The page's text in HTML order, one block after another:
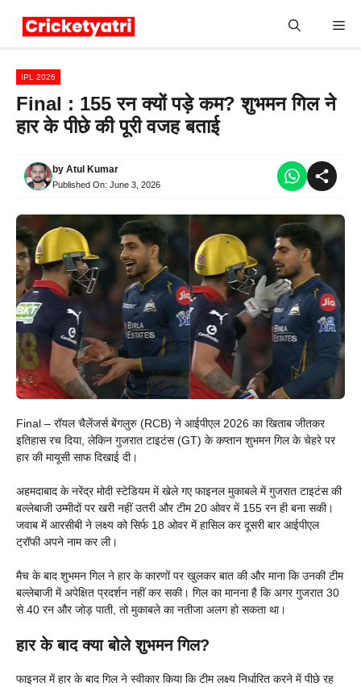
IPL 2026
Final : 155 रन क्यों पड़े कम? शुभमन गिल ने
हार के पीछे की पूरी वजह बताई
by Atul Kumar
Published On: June 3, 2026
Final – रॉयल चैलेंजर्स बेंगलुरु (RCB) ने आईपीएल 2026 का खिताब जीतकर
इतिहास रच दिया, लेकिन गुजरात टाइटंस (GT) के कप्तान शुभमन गिल के चेहरे पर
हार की मायूसी साफ दिखाई दी।
अहमदाबाद के नरेंद्र मोदी स्टेडियम में खेले गए फाइनल मुकाबले में गुजरात टाइटंस की
बल्लेबाजी उम्मीदों पर खरी नहीं उतरी और टीम 20 ओवर में 155 रन ही बना सकी।
जवाब में आरसीबी ने लक्ष्य को सिर्फ 18 ओवर में हासिल कर दूसरी बार आईपीएल
ट्रॉफी अपने नाम कर ली।
मैच के बाद शुभमन गिल ने हार के कारणों पर खुलकर बात की और माना कि उनकी टीम
बल्लेबाजी में अपेक्षित प्रदर्शन नहीं कर सकी। गिल का मानना है कि अगर गुजरात 30
से 40 रन और जोड़ पाती, तो मुकाबले का नतीजा अलग हो सकता था।
हार के बाद क्या बोले शुभमन गिल?
फाइनल में हार के बाद गिल ने स्वीकार किया कि टीम लक्ष्य निर्धारित करने में पीछे रह